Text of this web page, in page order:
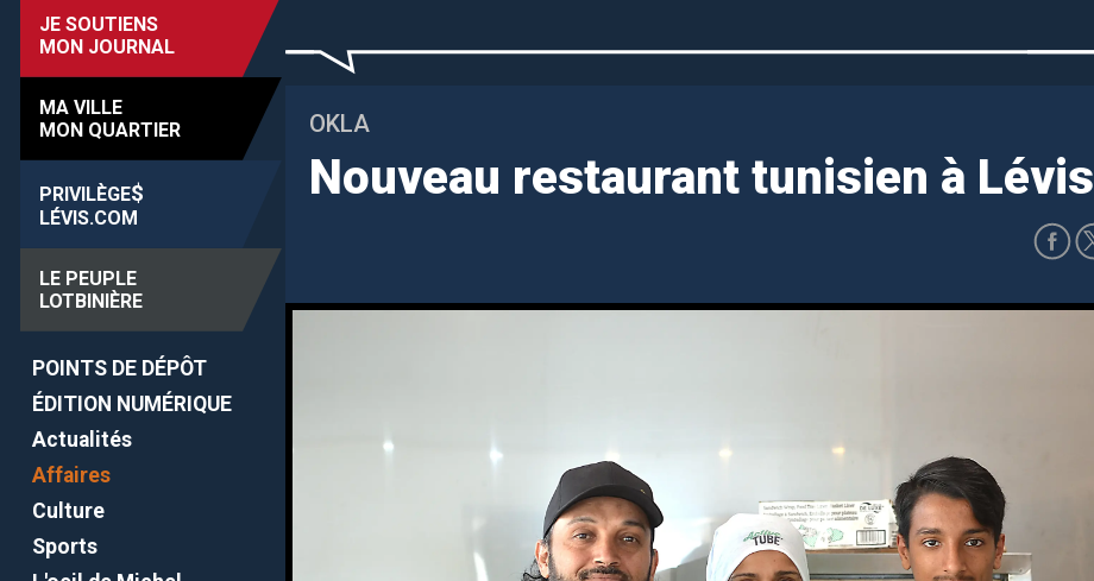
JE SOUTIENS
MON JOURNAL
MA VILLE
MON QUARTIER
PRIVILÈGE$
LÉVIS.COM
LE PEUPLE
LOTBINIÈRE
POINTS DE DÉPÔT
ÉDITION NUMÉRIQUE
Actualités
Affaires
Culture
Sports
OKLA
Nouveau restaurant tunisien à Lévis